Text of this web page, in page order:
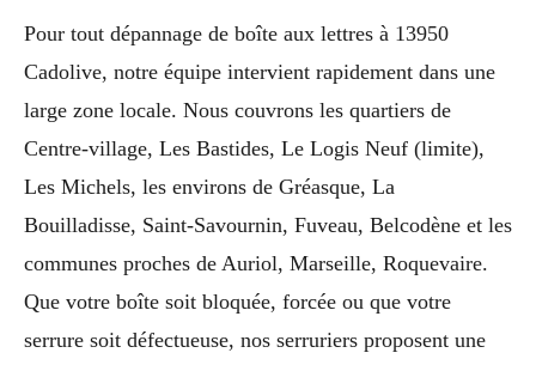
Pour tout dépannage de boîte aux lettres à 13950
Cadolive, notre équipe intervient rapidement dans une
large zone locale. Nous couvrons les quartiers de
Centre-village, Les Bastides, Le Logis Neuf (limite),
Les Michels, les environs de Gréasque, La
Bouilladisse, Saint-Savournin, Fuveau, Belcodène et les
communes proches de Auriol, Marseille, Roquevaire.
Que votre boîte soit bloquée, forcée ou que votre
serrure soit défectueuse, nos serruriers proposent une